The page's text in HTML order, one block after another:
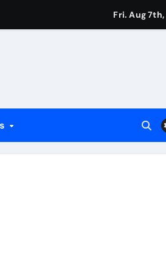
के दिए निर्देश
9 अगस्त को साकची नेताजी सुभाष मैदान से
टीम क्षेत्र का निरीक्षण कर कार्य शुरु
आह्वान
Fri. Aug